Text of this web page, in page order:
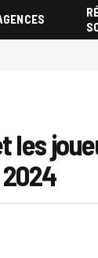
les
2024